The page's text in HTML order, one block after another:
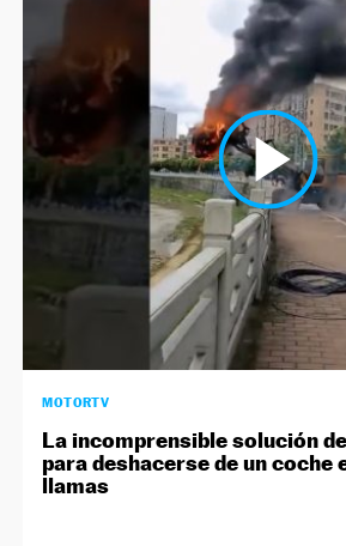
MOTORTV
La incomprensible solución
para deshacerse de un coche
llamas